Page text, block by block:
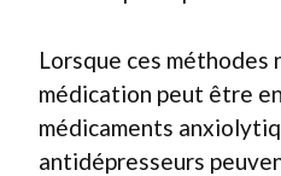
Lorsque ces méthodes
médication peut être
médicaments
antidépresseurs